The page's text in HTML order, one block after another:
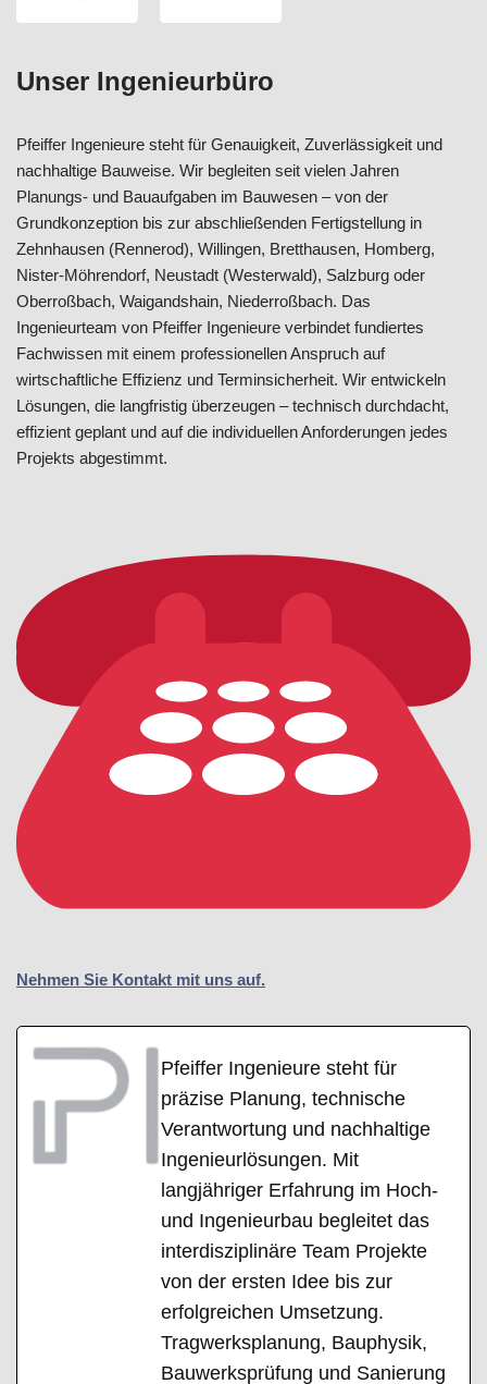
Unser Ingenieurbüro
Pfeiffer Ingenieure steht für Genauigkeit, Zuverlässigkeit und
nachhaltige Bauweise. Wir begleiten seit vielen Jahren
Planungs- und Bauaufgaben im Bauwesen – von der
Grundkonzeption bis zur abschließenden Fertigstellung in
Zehnhausen (Rennerod), Willingen, Bretthausen, Homberg,
Nister-Möhrendorf, Neustadt (Westerwald), Salzburg oder
Oberroßbach, Waigandshain, Niederroßbach. Das
Ingenieurteam von Pfeiffer Ingenieure verbindet fundiertes
Fachwissen mit einem professionellen Anspruch auf
wirtschaftliche Effizienz und Terminsicherheit. Wir entwickeln
Lösungen, die langfristig überzeugen – technisch durchdacht,
effizient geplant und auf die individuellen Anforderungen jedes
Projekts abgestimmt.
Nehmen Sie Kontakt mit uns auf.
Pfeiffer Ingenieure steht für
präzise Planung, technische
Verantwortung und nachhaltige
Ingenieurlösungen. Mit
langjähriger Erfahrung im Hoch-
und Ingenieurbau begleitet das
interdisziplinäre Team Projekte
von der ersten Idee bis zur
erfolgreichen Umsetzung.
Tragwerksplanung, Bauphysik,
Bauwerksprüfung und Sanierung